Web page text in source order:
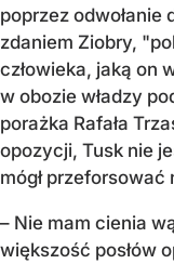
poprzez odwołanie
zdaniem Ziobry,
człowieka, jaką on
w obozie władzy
porażka Rafała
opozycji, Tusk nie
mógł
– Nie mam cienia
większość posłów